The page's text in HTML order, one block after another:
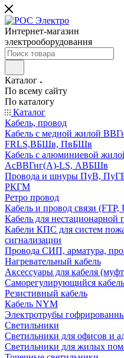
Интернет-магазин
электрооборудования
Каталог
По всему сайту
По каталогу
Каталог
Кабель, провод
Кабель с медной жилой
FRLS,ВБШв, ПвБШв
Кабель с алюминиевой
АсВВГнг(А)-LS, АВБШв
Провода и шнуры ПуВ,
РКГМ
Ретро провод
Кабель и провод связи (FTP,
Кабель для
Кабели КПС для систем
сигнализации
Провода СИП, арматура,
Нагревательный кабель
Аксессуары для кабеля
Саморегулирующийся кабель
Резистивный кабель
Кабель NYM
Электротрубы
Светильники
Светильники для офисов и
Светильники для жилых